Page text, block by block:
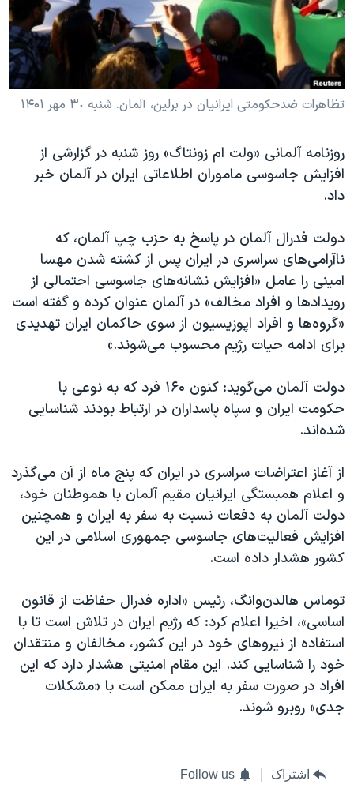
فرهنگ و زندگی
حقوق شهروندی
اقتصادی
علم و فناوری
گالری عکس
آرشیو پخش زنده
مستندها
انتخابات ریاست جمهوری آمریکا ۲۰۲۴
حمله جمهوری اسلامی به اسرائیل
رمز مهسا
اعتراضات زن، زندگی، آزادی
مجموعه مستندهای دادخواهی
دادگاه حمید نوری
چهل سال گروگان‌گیری
قانون شفافیت دارائی کادر رهبری ایران
اعتراضات مردمی آبان ۹۸
اسرائیل در جنگ
نرگس محمدی برنده جایزه نوبل صلح
همایش محافظه‌کاران آمریکا «سی‌پک»
سفر پرزیدنت ترامپ به چین
دنبال کنید
تظاهرات ضدحکومتی ایرانیان در برلین، آلمان. شنبه ٣٠ مهر ۱۴۰۱
روزنامه آلمانی «ولت ام زونتاگ» روز شنبه در گزارشی از
افزایش جاسوسی ماموران اطلاعاتی ایران در آلمان خبر
داد.
دولت فدرال آلمان در پاسخ به حزب چپ آلمان، که
ناآرامی‌های سراسری در ایران پس از کشته شدن مهسا
امینی را عامل «افزایش نشانه‌های جاسوسی احتمالی از
رویدادها و افراد مخالف» در آلمان عنوان کرده و گفته است
«گروه‌ها و افراد اپوزیسیون از سوی حاکمان ایران تهدیدی
برای ادامه حیات رژیم محسوب می‌شوند.»
دولت آلمان می‌گوید: کنون ۱۶۰ فرد که به نوعی با
حکومت ایران و سپاه پاسداران در ارتباط بودند شناسایی
شده‌اند.
از آغاز اعتراضات سراسری در ایران که پنج ماه از آن می‌گذرد
و اعلام همبستگی ایرانیان مقیم آلمان با هموطنان خود،
دولت آلمان به دفعات نسبت به سفر به ایران و همچنین
افزایش فعالیت‌های جاسوسی جمهوری اسلامی در این
کشور هشدار داده است.
توماس هالدن‌وانگ، رئیس «اداره فدرال حفاظت از قانون
اساسی»، اخیرا اعلام کرد: که رژیم ایران در تلاش است تا با
استفاده از نیروهای خود در این کشور، مخالفان و منتقدان
خود را شناسایی کند. این مقام امنیتی هشدار دارد که این
افراد در صورت سفر به ایران ممکن است با «مشکلات
جدی» روبرو شوند.
اشتراک Follow us